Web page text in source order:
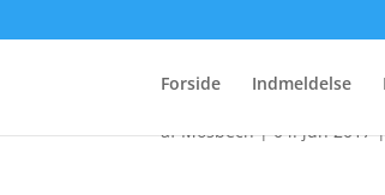
Forside Indmeldelse
Månedens
afMosbech|04. jun 2017